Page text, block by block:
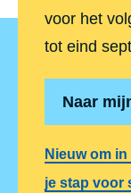
voor het
tot eind
Naar
Nieuw om
je stap voor